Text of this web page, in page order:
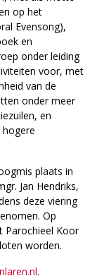
op het
Evensong),
en
onder leiding
voor, met
van de
onder meer
en
plaats in
Jan Hendriks,
deze viering
Op
Parochieel Koor
worden.
.